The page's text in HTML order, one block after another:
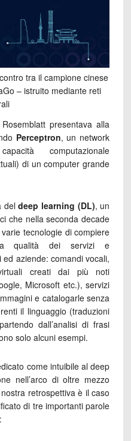
tra il campione cinese
– istruito mediante reti
presentava alla
Perceptron, un network
computazionale
di un computer grande
deldeep learning (DL), un
che nella seconda decade
tecnologie di compiere
qualità dei servizi e
aziende: comandi vocali,
creati dai più noti
Microsoft etc.), servizi
e catalogarle senza
il linguaggio (traduzioni
dall’analisi di frasi
solo alcuni esempi.
come intuibile al deep
nell’arco di oltre mezzo
retrospettiva è il caso
di tre importanti parole